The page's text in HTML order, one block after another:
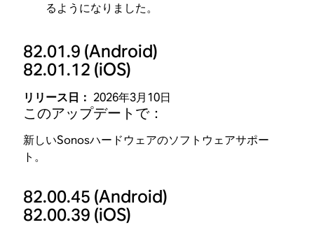
るようになりました。
82.01.9 (Android)
82.01.12 (iOS)
リリース日： 2026年3月10日
このアップデートで：
新しいSonosハードウェアのソフトウェアサポー
ト。
82.00.45 (Android)
82.00.39 (iOS)